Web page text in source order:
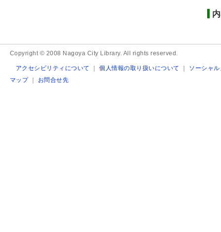
Copyright © 2008 Nagoya City Library. All rights reserved.
アクセシビリティについて ｜個人情報の取り扱いについて ｜ ソーシャ
マップ｜ お問合せ先